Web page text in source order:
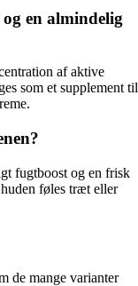
en almindelig
af aktive
som et supplement til
fugtboost og en frisk
føles træt eller
de mange varianter